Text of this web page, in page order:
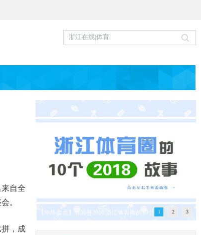
自全
。
，成
【年终盘点】请回答2018:浙江体育圈的10个
1 2 3